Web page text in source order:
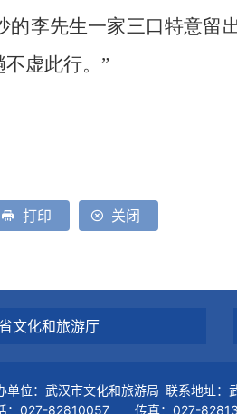
李先生一家三口特意留
虚此行。”
打印 关闭
文化和旅游厅
单位：武汉市文化和旅游局 联系地址：
：027-82810057 传真：027-